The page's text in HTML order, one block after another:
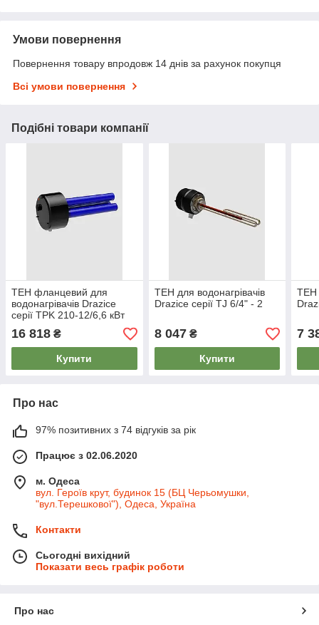
Умови повернення
Повернення товару впродовж 14 днів за рахунок покупця
Всі умови повернення
Подібні товари компанії
ТЕН фланцевий для
водонагрівачів Drazice
серії TPK 210-12/6,6 кВт
16 818 ₴
Купити
ТЕН для водонагрівачів
Drazice серії TJ 6/4" - 2
8 047₴
Купити
ТЕН
7
Про нас
97% позитивних з 74 відгуків за рік
Працює з 02.06.2020
м. Одеса
вул. Героїв крут, будинок 15 (БЦ Черьомушки,
"вул.Терешкової"), Одеса, Україна
Контакти
Сьогодні вихідний
Показати весь графік роботи
Про нас